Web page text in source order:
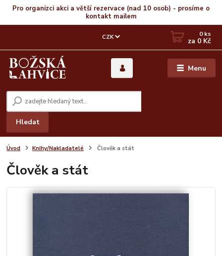
Pro organizci akci a větší rezervace (nad 10 osob) - prosíme o
kontakt mailem
Menu
CZK
Hledat
0ks
za 0 Kč
Úvod Knihy/Nakladatelé Člověk a stát
Člověk a stát